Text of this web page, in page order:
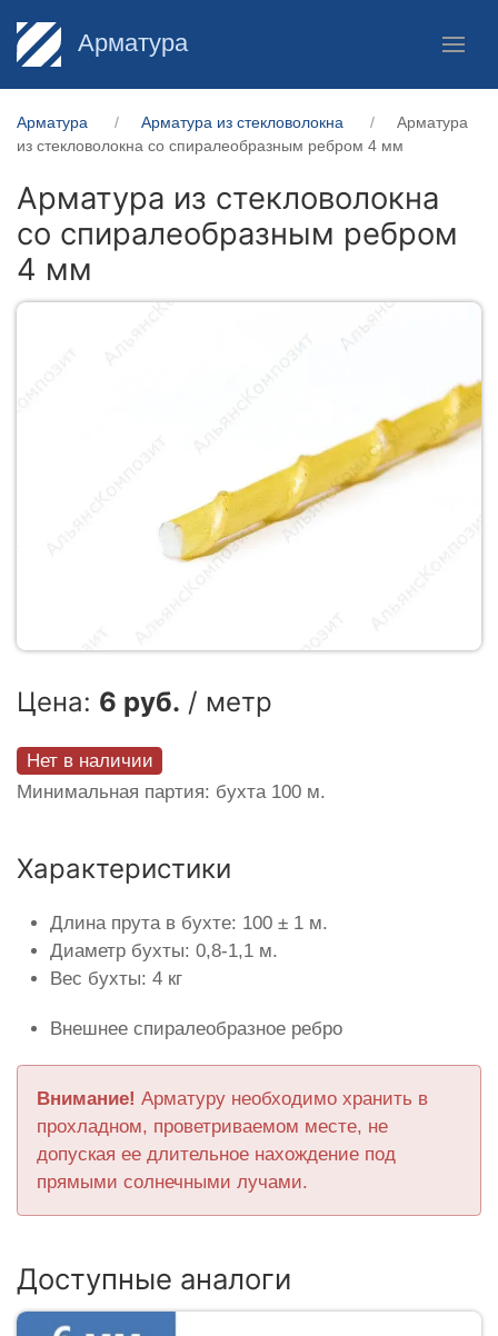
Арматура
Арматура Арматура из стекловолокна
Арматура
из стекловолокна со спиралеобразным ребром 4 мм
Арматура из стекловолокна
со спиралеобразным ребром
4 мм
Цена: 6 руб. / метр
Нет в наличии
Минимальная партия: бухта 100 м.
Характеристики
Длина прута в бухте: 100 ± 1 м.
Диаметр бухты: 0,8-1,1 м.
Вес бухты: 4 кг
Внешнее спиралеобразное ребро
Внимание! Арматуру необходимо хранить в
прохладном, проветриваемом месте, не
допуская ее длительное нахождение под
прямыми солнечными лучами.
Доступные аналоги